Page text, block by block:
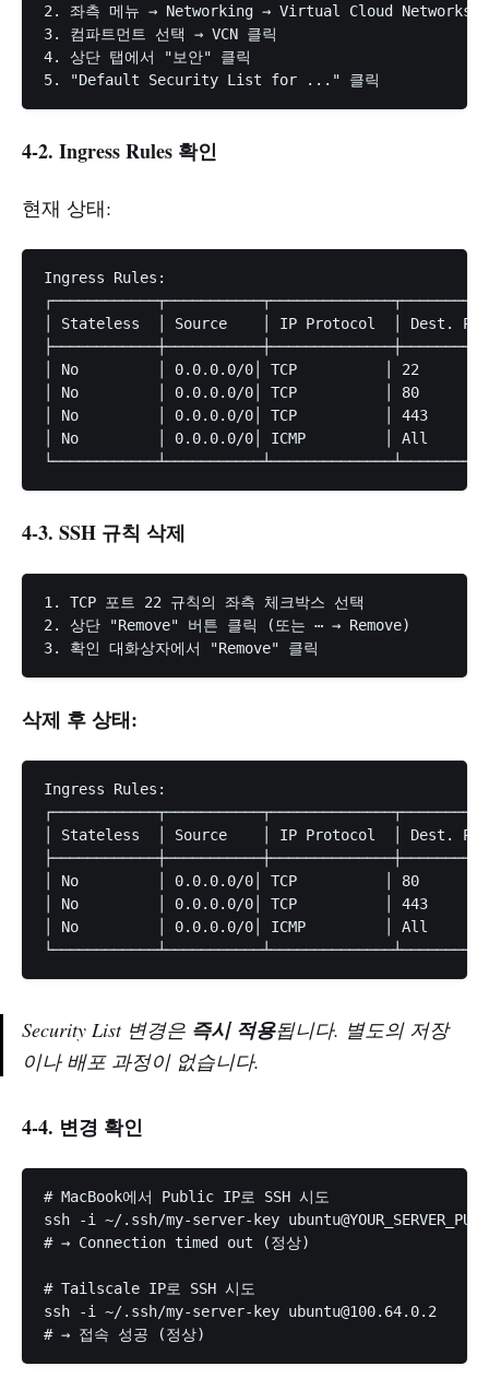
2. 좌측 메뉴 → Networking → Virtual Cloud Networks
3. 컴파트먼트 선택 → VCN 클릭
4. 상단 탭에서 "보안" 클릭
4-2. Ingress Rules 확인
현재 상태:
Ingress Rules:
│ Stateless  │ Source    │ IP Protocol  │ Dest.
│ No         │ 0.0.0.0/0│ TCP          │ 22
│ No         │ 0.0.0.0/0│ TCP          │ 80
│ No         │ 0.0.0.0/0│ TCP          │ 443
│ No         │ 0.0.0.0/0│ ICMP         │ All
4-3. SSH 규칙 삭제
1. TCP 포트 22 규칙의 좌측 체크박스 선택
2. 상단 "Remove" 버튼 클릭 (또는 ⋯ → Remove)
삭제 후 상태:
Ingress Rules:
│ Stateless  │ Source    │ IP Protocol  │ Dest.
│ No         │ 0.0.0.0/0│ TCP          │ 80
│ No         │ 0.0.0.0/0│ TCP          │ 443
│ No         │ 0.0.0.0/0│ ICMP         │ All
Security List 변경은 즉시 적용됩니다. 별도의 저장
이나 배포 과정이 없습니다.
4-4. 변경 확인
# MacBook에서 Public IP로 SSH 시도
ssh -i ~/.ssh/my-server-key
# → Connection timed out (정상)
# Tailscale IP로 SSH 시도
ssh -i ~/.ssh/my-server-key ubuntu@100.64.0.2